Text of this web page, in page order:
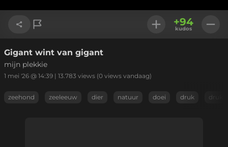
Link kopiëren
+94
kudos
Gigant wint van gigant
mijn plekkie
1 mei '26 @ 14:39 | 13.783 views (0 views vandaag)
zeehond zeeleeuw dier natuur doei druk